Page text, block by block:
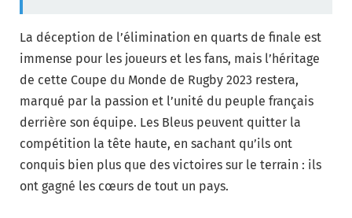
La déception de l’élimination en quarts de finale est
immense pour les joueurs et les fans, mais l’héritage
de cette Coupe du Monde de Rugby 2023 restera,
marqué par la passion et l’unité du peuple français
derrière son équipe. Les Bleus peuvent quitter la
compétition la tête haute, en sachant qu’ils ont
conquis bien plus que des victoires sur le terrain : ils
ont gagné les cœurs de tout un pays.